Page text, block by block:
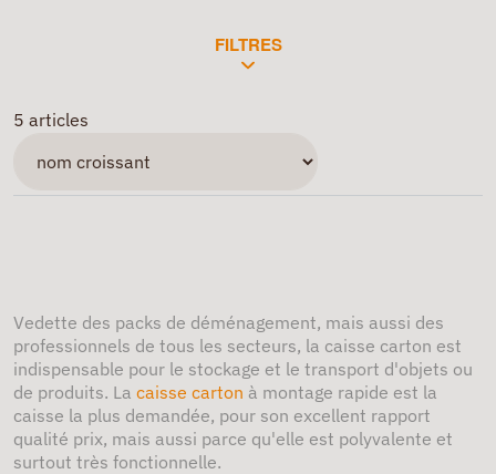
FILTRES
5 articles
Vedette des packs de déménagement, mais aussi des
professionnels de tous les secteurs, la caisse carton est
indispensable pour le stockage et le transport d'objets ou
de produits. La caisse carton à montage rapide est la
caisse la plus demandée, pour son excellent rapport
qualité prix, mais aussi parce qu'elle est polyvalente et
surtout très fonctionnelle.